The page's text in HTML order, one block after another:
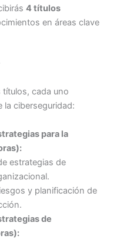
4 títulos
en áreas clave
títulos, cada uno
la ciberseguridad:
para la
estrategias de
y planificación de
de